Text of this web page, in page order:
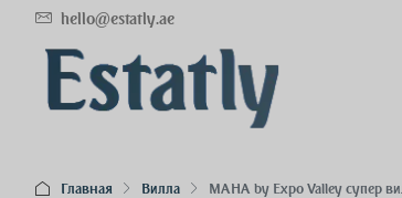
hello@estatly.ae
Главная Вилла MAHA by Expo Valley супер